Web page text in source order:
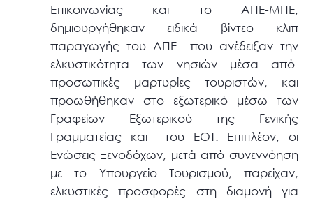
Επικοινωνίας και το ΑΠΕ-ΜΠΕ,
δημιουργήθηκαν ειδικά βίντεο κλιπ
παραγωγής του ΑΠΕ που ανέδειξαν την
ελκυστικότητα των νησιών μέσα από
προσωπικές μαρτυρίες τουριστών, και
προωθήθηκαν στο εξωτερικό μέσω των
Γραφείων Εξωτερικού της Γενικής
Γραμματείας και του ΕΟΤ. Επιπλέον, οι
Ενώσεις Ξενοδόχων, μετά από συνεννόηση
με το Υπουργείο Τουρισμού, παρείχαν,
ελκυστικές προσφορές στη διαμονή για